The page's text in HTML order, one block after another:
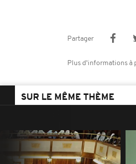
Partager
Plus d'informations à
SUR LE MÊME THÈME